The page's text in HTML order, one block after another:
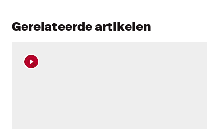
Gerelateerde artikelen